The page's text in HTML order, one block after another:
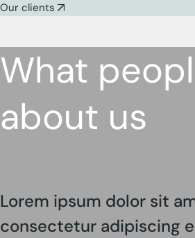
Our clients
What
about us
Lorem ipsum dolor sit
consectetur adipiscing